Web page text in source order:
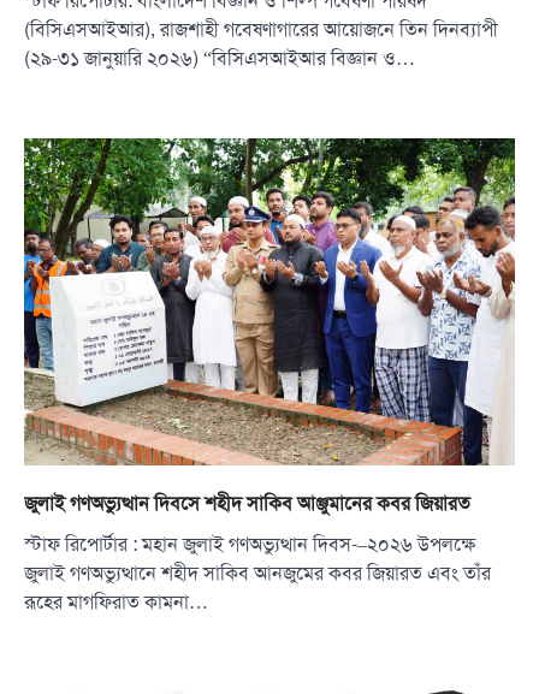
(বিসিএসআইআর), রাজশাহী গবেষণাগারের আয়োজনে তিন দিনব্যাপী
(২৯-৩১ জানুয়ারি ২০২৬) “বিসিএসআইআর বিজ্ঞান ও…
জুলাই গণঅভ্যুত্থান দিবসে শহীদ সাকিব আঞ্জুমানের কবর জিয়ারত
স্টাফ রিপোর্টার : মহান জুলাই গণঅভ্যুত্থান দিবস-–২০২৬ উপলক্ষে
জুলাই গণঅভ্যুত্থানে শহীদ সাকিব আনজুমের কবর জিয়ারত এবং তাঁর
রূহের মাগফিরাত কামনা…